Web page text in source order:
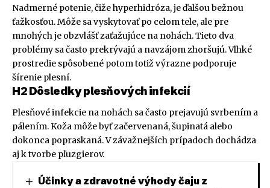
Nadmerné potenie, čiže hyperhidróza, je ďalšou bežnou
ťažkosťou. Môže sa vyskytovať po celom tele, ale pre
mnohých je obzvlášť zaťažujúce na nohách. Tieto dva
problémy sa často prekrývajú a navzájom zhoršujú. Vlhké
prostredie spôsobené potom totiž výrazne podporuje
šírenie plesní.
H2 Dôsledky plesňových infekcií
Plesňové infekcie na nohách sa často prejavujú svrbením a
pálením. Koža môže byť začervenaná, šupinatá alebo
dokonca popraskaná. V závažnejších prípadoch dochádza
aj k tvorbe pľuzgierov.
Účinky a zdravotné výhody čaju z